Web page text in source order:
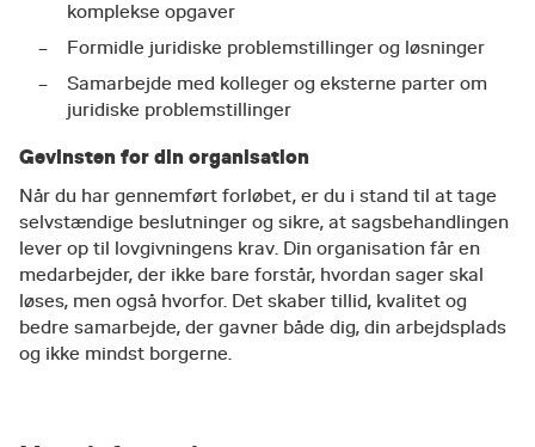
komplekse opgaver
Formidle juridiske problemstillinger og løsninger
Samarbejde med kolleger og eksterne parter om
juridiske problemstillinger
Gevinsten for din organisation
Når du har gennemført forløbet, er du i stand til at tage
selvstændige beslutninger og sikre, at sagsbehandlingen
lever op til lovgivningens krav. Din organisation får en
medarbejder, der ikke bare forstår, hvordan sager skal
løses, men også hvorfor. Det skaber tillid, kvalitet og
bedre samarbejde, der gavner både dig, din arbejdsplads
og ikke mindst borgerne.